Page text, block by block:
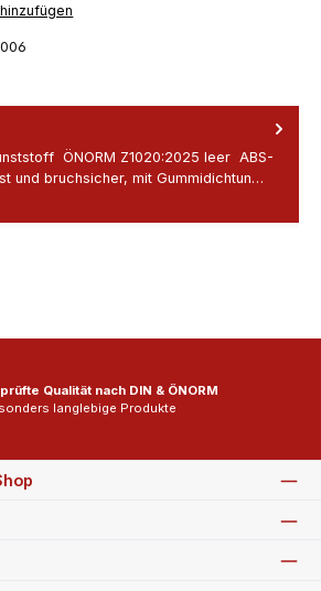
ÖNORM Z1020:2025 leer ABS-
und bruchsicher, mit Gummidichtun…
Qualität nach DIN & ÖNORM
langlebige Produkte